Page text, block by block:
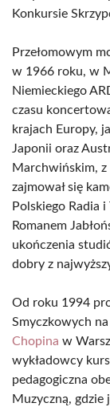
Konkursie
Przełomowym
w 1966 roku, w
Niemieckiego
czasu
krajach Europy,
Japonii oraz
Marchwińskim,
zajmował się
Polskiego Radia
Romanem
ukończenia
dobry z
Od roku 1994
Smyczkowych na
Chopina w
wykładowcy
pedagogiczna
Muzyczną,